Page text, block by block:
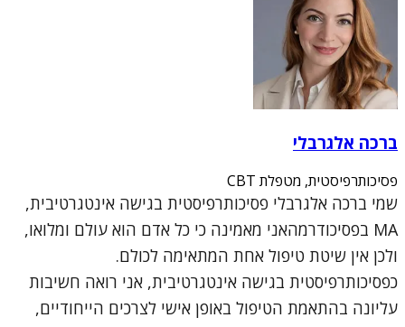
ברכה אלגרבלי
פסיכותרפיסטית, מטפלת CBT
שמי ברכה אלגרבלי פסיכותרפיסטית בגישה אינטגרטיבית,
MA בפסיכודרמהאני מאמינה כי כל אדם הוא עולם ומלואו,
ולכן אין שיטת טיפול אחת המתאימה לכולם.
כפסיכותרפיסטית בגישה אינטגרטיבית, אני רואה חשיבות
עליונה בהתאמת הטיפול באופן אישי לצרכים הייחודיים,